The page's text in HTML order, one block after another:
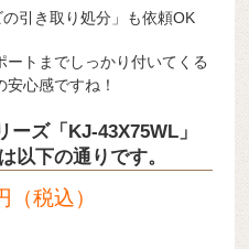
引き取り処分」も依頼OK
トまでしっかり付いてくる
心感ですね！
ズ「KJ-43X75WL」
以下の通りです。
（税込）